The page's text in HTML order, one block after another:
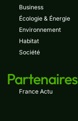
Business
Écologie & Énergie
Environnement
Habitat
Société
Partenaires
France Actu